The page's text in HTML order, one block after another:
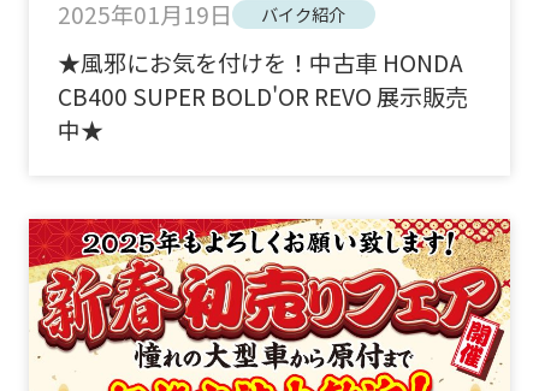
2025年01月19日 バイク紹介
★風邪にお気を付けを！中古車 HONDA
CB400 SUPER BOLD'OR REVO 展示販売
中★